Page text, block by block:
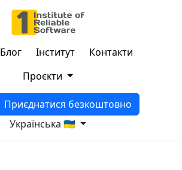
Блог Інститут
Контакти
Проєкти
Приєднатися безкоштовно
Українська 🇺🇦